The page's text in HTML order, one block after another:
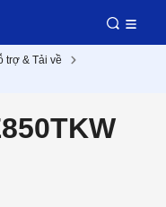
trợ & Tải về